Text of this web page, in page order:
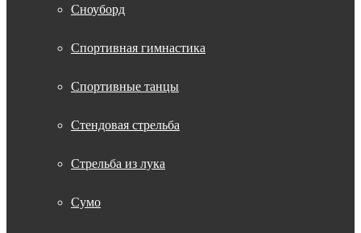
Сноуборд
Спортивная гимнастика
Спортивные танцы
Стендовая стрельба
Стрельба из лука
Сумо